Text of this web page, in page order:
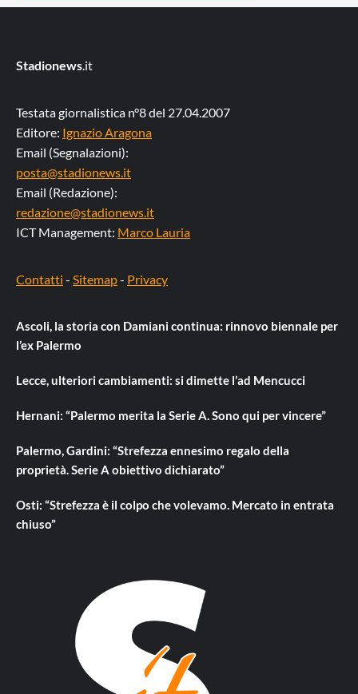
Stadionews.it
Testata giornalistica n°8 del 27.04.2007
Editore: Ignazio Aragona
Email (Segnalazioni):
posta@stadionews.it
Email (Redazione):
redazione@stadionews.it
ICT Management: Marco Lauria
Contatti - Sitemap- Privacy
Ascoli, la storia con Damiani continua: rinnovo biennale per
l’ex Palermo
Lecce, ulteriori cambiamenti: si dimette l’ad Mencucci
Hernani: “Palermo merita la Serie A. Sono qui per vincere”
Palermo, Gardini: “Strefezza ennesimo regalo della
proprietà. Serie A obiettivo dichiarato”
Osti: “Strefezza è il colpo che volevamo. Mercato in entrata
chiuso”